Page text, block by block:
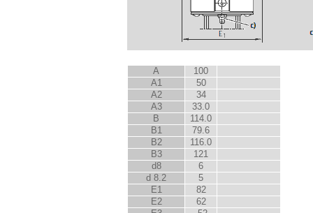
A
100
A1
50
A2
34
A3
33.0
B
114.0
B1
79.6
B2
116.0
B3
121
d8
6
d 8.2
5
E1
82
E2
62